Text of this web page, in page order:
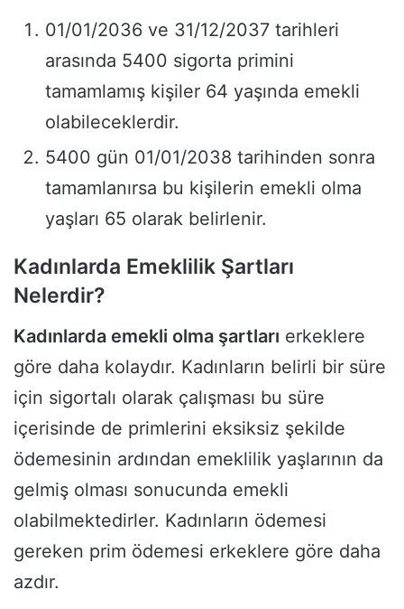
01/01/2036 ve 31/12/2037 tarihleri
arasında 5400 sigorta primini
tamamlamış kişiler 64 yaşında emekli
olabileceklerdir.
5400 gün 01/01/2038 tarihinden sonra
tamamlanırsa bu kişilerin emekli olma
yaşları 65 olarak belirlenir.
Kadınlarda Emeklilik Şartları
Nelerdir?
Kadınlarda emekli olma şartları erkeklere
göre daha kolaydır. Kadınların belirli bir süre
için sigortalı olarak çalışması bu süre
içerisinde de primlerini eksiksiz şekilde
ödemesinin ardından emeklilik yaşlarının da
gelmiş olması sonucunda emekli
olabilmektedirler. Kadınların ödemesi
gereken prim ödemesi erkeklere göre daha
azdır.